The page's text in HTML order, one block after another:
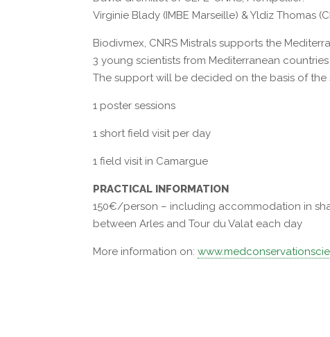
Virginie Blady (IMBE Marseille) & Yldiz Thomas
Biodivmex, CNRS Mistrals supports the
3 young scientists from Mediterranean
The support will be decided on the basis of the
1 poster sessions
1 short field visit per day
1 field visit in Camargue
PRACTICAL INFORMATION
150€/person – including accommodation in
between Arles and Tour du Valat each day
More information on: